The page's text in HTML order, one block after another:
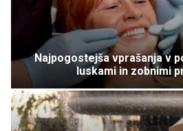
Najpogostejša vprašanja v
luskami in zobnimi